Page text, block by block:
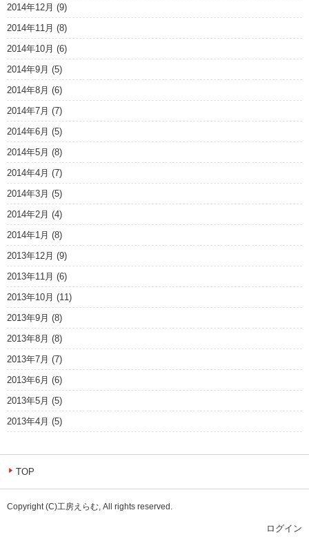
2014年12月 (9)
2014年11月 (8)
2014年10月 (6)
2014年9月 (5)
2014年8月 (6)
2014年7月 (7)
2014年6月 (5)
2014年5月 (8)
2014年4月 (7)
2014年3月 (5)
2014年2月 (4)
2014年1月 (8)
2013年12月 (9)
2013年11月 (6)
2013年10月 (11)
2013年9月 (8)
2013年8月 (8)
2013年7月 (7)
2013年6月 (6)
2013年5月 (5)
2013年4月 (5)
TOP
Copyright (C)工房えらむ, All rights reserved.
ログイン